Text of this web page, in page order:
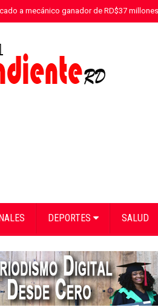
a mecánico ganador de RD$37
DEPORTES SALUD